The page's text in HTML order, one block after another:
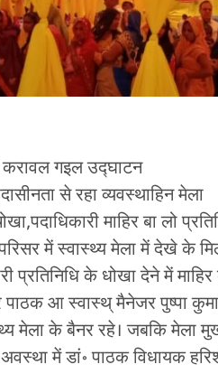
गइल उद्घाटन
से रहा व्यवस्थाहिन मेला
माहिर बा लो
में स्वास्थ्य मेला में देखे के
प्रतिनिधि के धोखा देने में
पाठक आ स्वास्थ् मैनेजर पुष्पा
मेला के बैनर रहे। जबकि मेला
में डां॰ पाठक विधायक